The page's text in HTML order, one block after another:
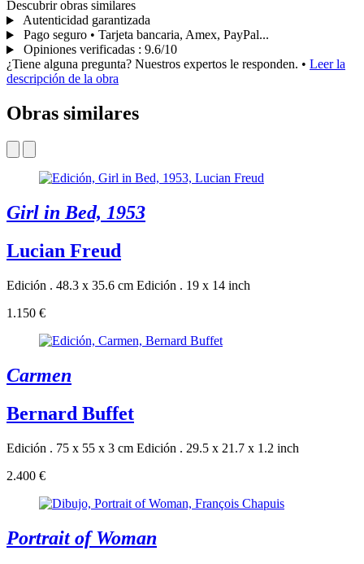
Descubrir obras similares
Autenticidad garantizada
Pago seguro • Tarjeta bancaria, Amex, PayPal...
Opiniones verificadas : 9.6/10
¿Tiene alguna pregunta? Nuestros expertos le responden. • Leer la
descripción de la obra
Obras similares
Girl in Bed, 1953
Lucian Freud
Edición . 48.3 x 35.6 cm Edición . 19 x 14 inch
1.150 €
Carmen
Bernard Buffet
Edición . 75 x 55 x 3 cm Edición . 29.5 x 21.7 x 1.2 inch
2.400 €
Portrait of Woman